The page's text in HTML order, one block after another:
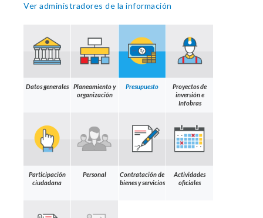
Ver administradores de la información
Datos generales
Planeamiento y
organización
Presupuesto
Proyectos de
inversión e
Infobras
Participación
ciudadana
Personal
Contratación de
bienes y servicios
Actividades
oficiales